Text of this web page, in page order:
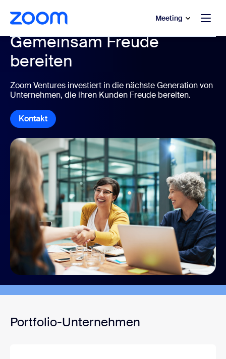
wechseln
Chat wechseln Meeting
Gemeinsam Freude
bereiten
Zoom Ventures investiert in die nächste Generation von
Unternehmen, die ihren Kunden Freude bereiten.
Kontakt
Portfolio-Unternehmen